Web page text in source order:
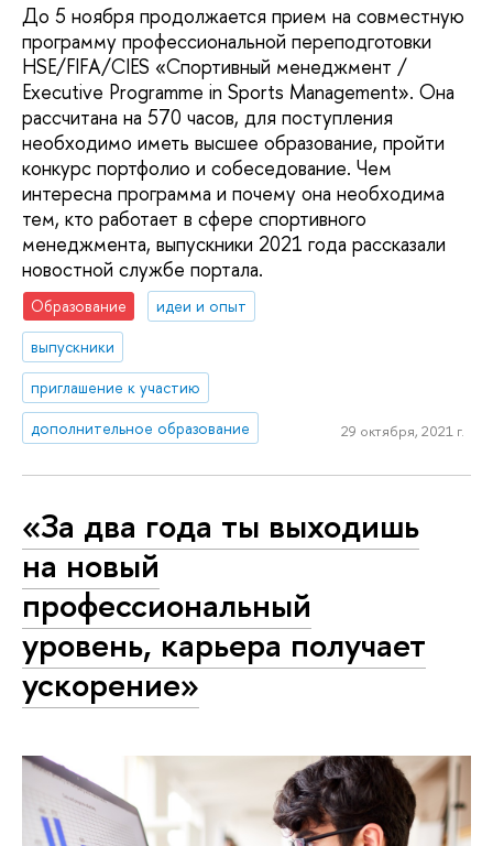
До 5 ноября продолжается прием на совместную
программу профессиональной переподготовки
HSE/FIFA/CIES «Спортивный менеджмент /
Executive Programme in Sports Management». Она
рассчитана на 570 часов, для поступления
необходимо иметь высшее образование, пройти
конкурс портфолио и собеседование. Чем
интересна программа и почему она необходима
тем, кто работает в сфере спортивного
менеджмента, выпускники 2021 года рассказали
новостной службе портала.
Образование
идеи и опыт
выпускники
приглашение к участию
дополнительное образование
29 октября, 2021 г.
«За два года ты выходишь
на новый
профессиональный
уровень, карьера получает
ускорение»